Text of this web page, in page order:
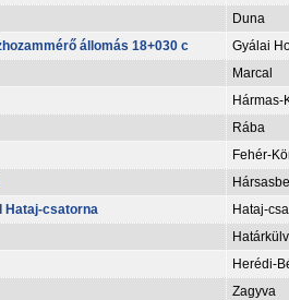
Duna
állomás 18+030 c
Gyálai
Marcal
Hármas-
Rába
Fehér-
Hataj-csatorna
Hataj-
Herédi-
Zagyva